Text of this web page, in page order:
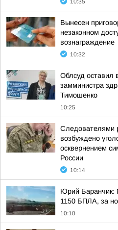
10:35
Вынесен
незаконном
вознаграждение
10:32
Облсуд оставил
замминистра
Тимошенко
10:25
Следователями
возбуждено
осквернением
России
10:14
Юрий Баранчик:
1150 БПЛА, за
10:10